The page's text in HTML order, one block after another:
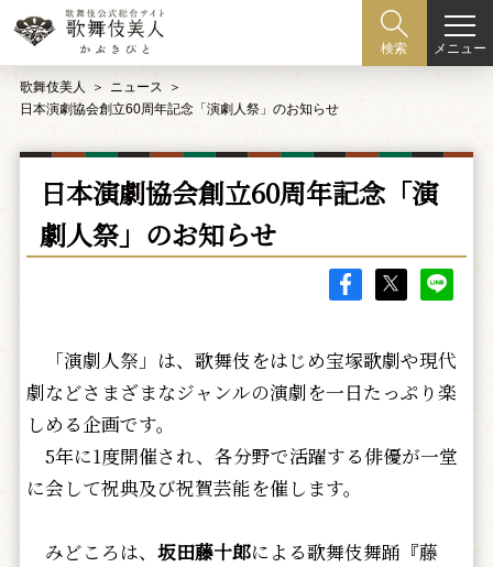
検索 メニュー
歌舞伎美人
ニュース
日本演劇協会創立60周年記念「演劇人祭」のお知らせ
日本演劇協会創立60周年記念「演
劇人祭」のお知らせ
「演劇人祭」は、歌舞伎をはじめ宝塚歌劇や現代
劇などさまざまなジャンルの演劇を一日たっぷり楽
しめる企画です。
5年に1度開催され、各分野で活躍する俳優が一堂
に会して祝典及び祝賀芸能を催します。
みどころは、 坂田藤十郎による歌舞伎舞踊『藤